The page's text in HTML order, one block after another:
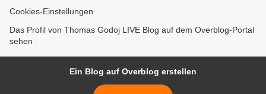
Cookies-Einstellungen
Das Profil von Thomas Godoj LIVE Blog auf dem Overblog-Portal
sehen
Ein Blog auf Overblog erstellen